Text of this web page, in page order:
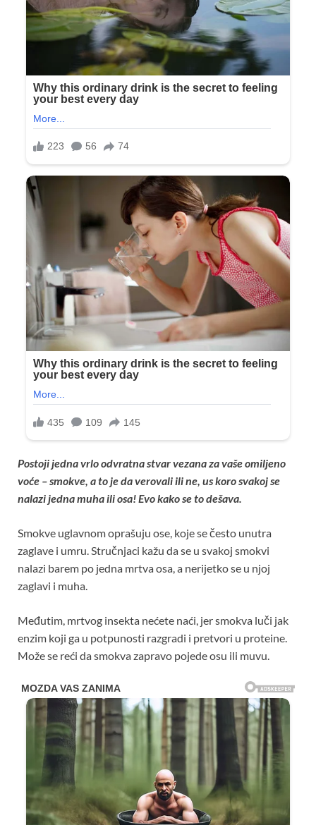
Postoji jedna vrlo odvratna stvar vezana za vaše omiljeno
voće – smokve, a to je da verovali ili ne, us koro svakoj se
nalazi jedna muha ili osa! Evo kako se to dešava.
Smokve uglavnom oprašuju ose, koje se često unutra
zaglave i umru. Stručnjaci kažu da se u svakoj smokvi
nalazi barem po jedna mrtva osa, a nerijetko se u njoj
zaglavi i muha.
Međutim, mrtvog insekta nećete naći, jer smokva luči jak
enzim koji ga u potpunosti razgradi i pretvori u proteine.
Može se reći da smokva zapravo pojede osu ili muvu.